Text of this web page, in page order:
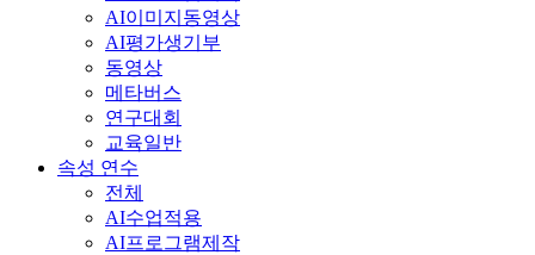
AI이미지동영상
AI평가생기부
동영상
메타버스
연구대회
교육일반
속성 연수
전체
AI수업적용
AI프로그램제작